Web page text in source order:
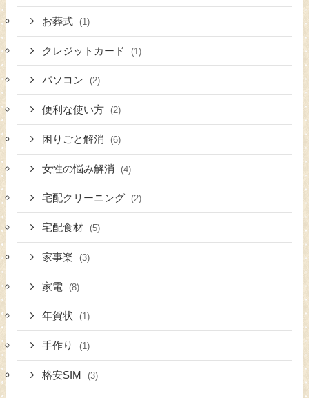
お葬式 (1)
クレジットカード (1)
パソコン (2)
便利な使い方 (2)
困りごと解消 (6)
女性の悩み解消 (4)
宅配クリーニング (2)
宅配食材 (5)
家事楽 (3)
家電 (8)
年賀状 (1)
手作り (1)
格安SIM (3)